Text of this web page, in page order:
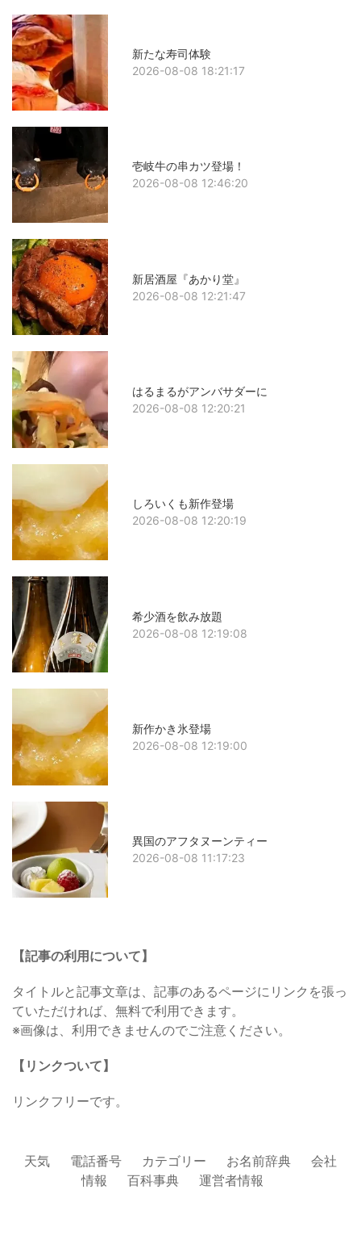
新たな寿司体験
2026-08-08 18:21:17
壱岐牛の串カツ登場！
2026-08-08 12:46:20
新居酒屋『あかり堂』
2026-08-08 12:21:47
はるまるがアンバサダーに
2026-08-08 12:20:21
しろいくも新作登場
2026-08-08 12:20:19
希少酒を飲み放題
2026-08-08 12:19:08
新作かき氷登場
2026-08-08 12:19:00
異国のアフタヌーンティー
2026-08-08 11:17:23
【記事の利用について】
タイトルと記事文章は、記事のあるページにリンクを張っ
ていただければ、無料で利用できます。
※画像は、利用できませんのでご注意ください。
【リンクついて】
リンクフリーです。
天気 電話番号 カテゴリー お名前辞典
会社
情報
百科事典 運営者情報